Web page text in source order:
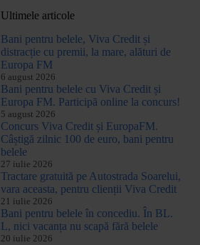
Ultimele articole
Bani pentru belele, Viva Credit și
distracție cu premii, la mare, alături de
Europa FM
6 august 2026
Bani pentru belele cu Viva Credit și
Europa FM. Participă online la concurs!
5 august 2026
Concurs Viva Credit și EuropaFM.
Câștigă zilnic 100 de euro, bani pentru
belele
27 iulie 2026
Tractare gratuită pe Autostrada Soarelui,
vara aceasta, pentru clienții Viva Credit
21 iulie 2026
Bani pentru belele în concediu. În BL.
L, nici vacanța nu scapă fără belele
20 iulie 2026